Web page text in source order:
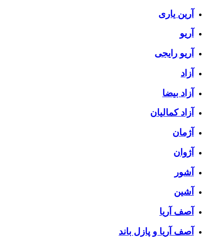
آرین یاری
آریو
آریو رایجی
آزاد
آزاد بیضا
آزاد کمالیان
آژمان
آژوان
آشور
آشین
آصف آریا
آصف آریا و پازل باند